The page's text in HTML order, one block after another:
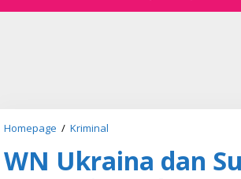
Homepage / Kriminal
U
k
WN Ukraina dan